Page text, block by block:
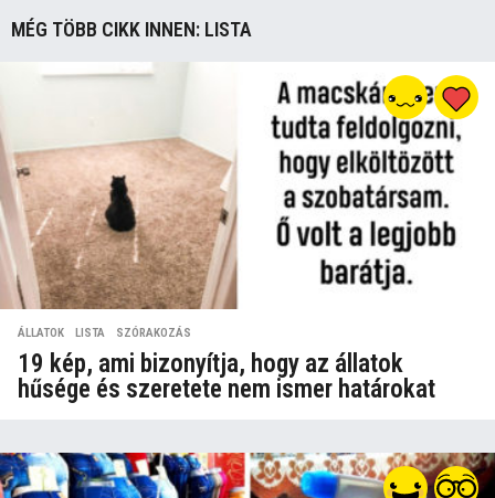
MÉG TÖBB CIKK INNEN: LISTA
ÁLLATOK ,LISTA ,SZÓRAKOZÁS
19 kép, ami bizonyítja, hogy az állatok
hűsége és szeretete nem ismer határokat